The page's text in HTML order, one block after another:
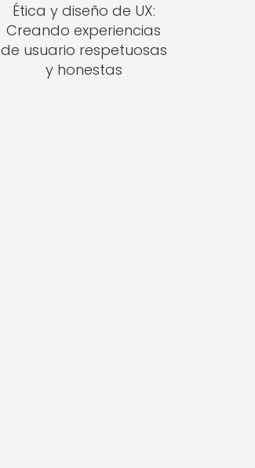
Ética y diseño de UX:
Creando experiencias
de usuario respetuosas
y honestas